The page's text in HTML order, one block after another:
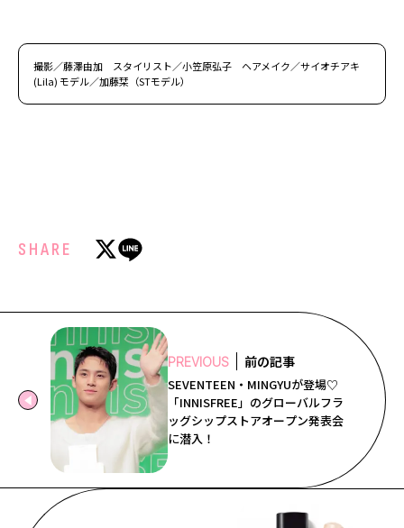
撮影／藤澤由加 スタイリスト／小笠原弘子 ヘアメイク／サイオチアキ
(Lila) モデル／加藤栞（STモデル）
SHARE
PREVIOUS 前の記事
SEVENTEEN・MINGYUが登場♡
「INNISFREE」のグローバルフラ
ッグシップストアオープン発表会
に潜入！